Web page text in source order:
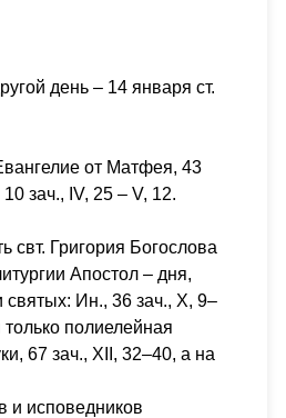
день – 14 января ст.
от Матфея, 43
зач., IV, 25 – V, 12.
Григория Богослова
Апостол – дня,
святых: Ин., 36 зач., X, 9–
полиелейная
67 зач., XII, 32–40, а на
и исповедников